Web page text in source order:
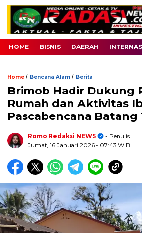
HOME BISNIS DAERAH
Home / Bencana Alam / Berita
Brimob Hadir Dukung
Rumah dan Aktivitas
Pascabencana Batang
Romo Redaksi NEWS
- Penulis
Jumat, 16 Januari 2026 - 07:43 WIB